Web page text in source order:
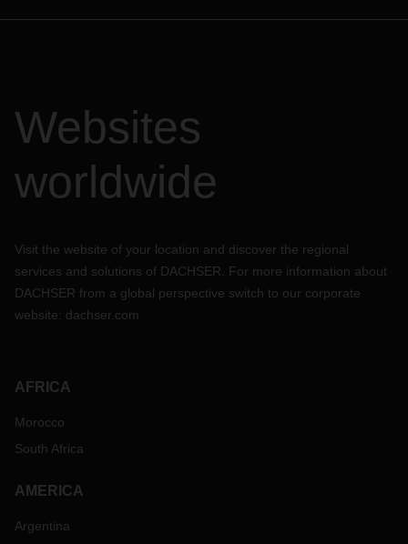
Websites
worldwide
Visit the website of your location and discover the regional
services and solutions of DACHSER. For more information about
DACHSER from a global perspective switch to our corporate
website: dachser.com
AFRICA
Morocco
South Africa
AMERICA
Argentina